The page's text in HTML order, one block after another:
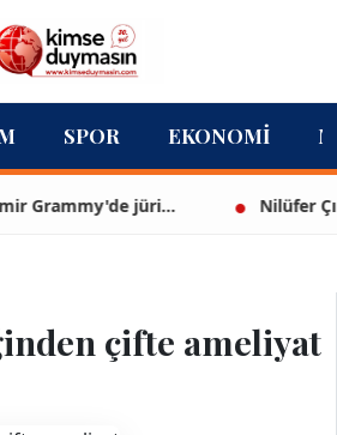
SPOR EKONOMI
jüri... Nilüfer
çifte ameliyat